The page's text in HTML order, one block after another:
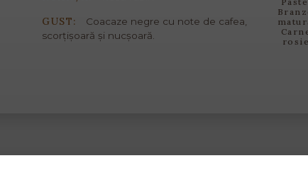
GUST:
Coacaze negre cu note de cafea,
scorțișoară și nucșoară.
rosie